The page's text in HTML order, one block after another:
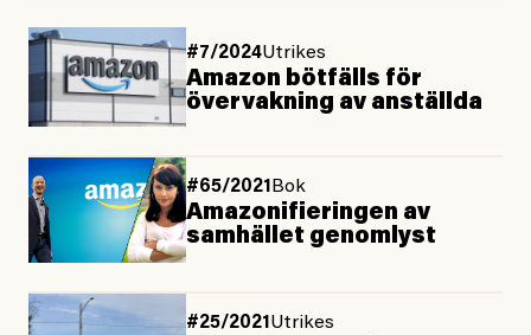
#7/2024Utrikes
Amazon bötfälls för
övervakning av anställda
#65/2021 Bok
Amazonifieringen av
samhället genomlyst
#25/2021 Utrikes